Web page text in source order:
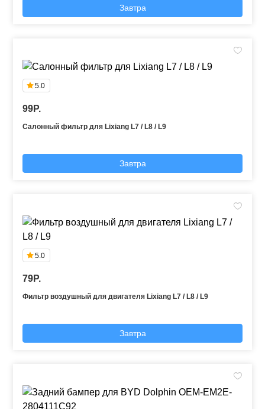
Завтра
5.0
99P.
Салонный фильтр для Lixiang L7 / L8 / L9
Завтра
5.0
79P.
Фильтр воздушный для двигателя Lixiang L7 / L8 / L9
Завтра